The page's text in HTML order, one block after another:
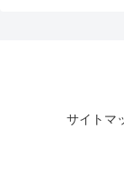
サイトマ